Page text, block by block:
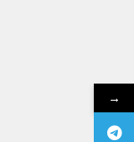
→